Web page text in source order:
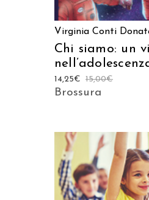
Virginia Conti
Chi siamo: un
15,00€
14,25€
Brossura